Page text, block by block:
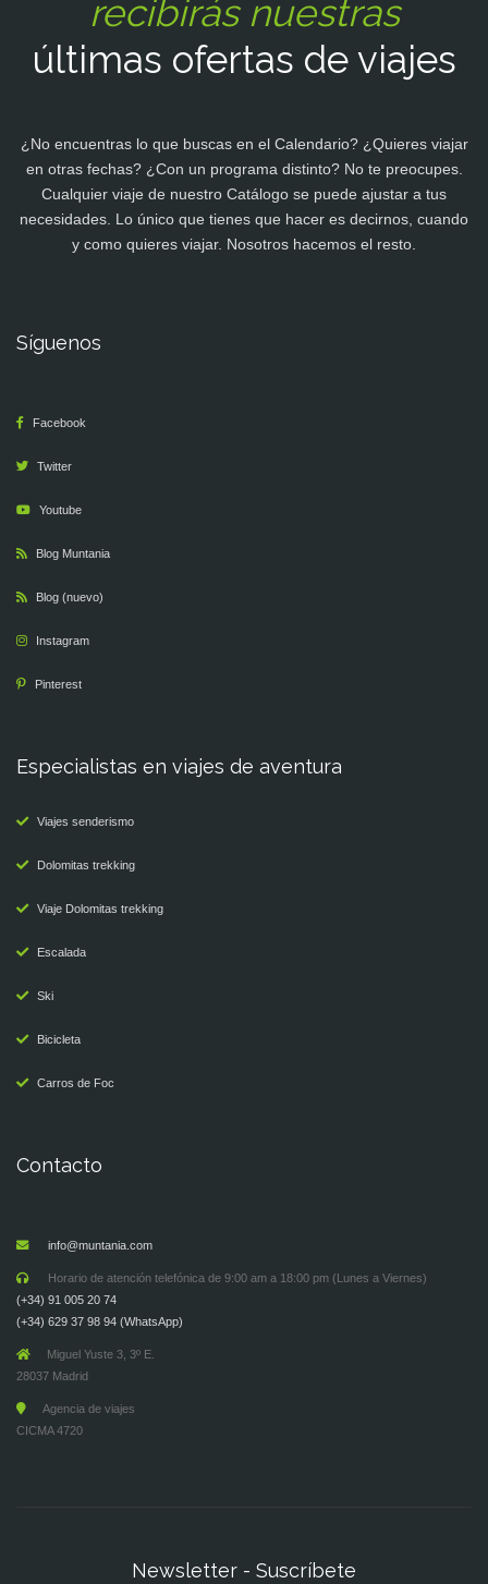
recibirás nuestras
últimas ofertas de viajes
¿No encuentras lo que buscas en el Calendario? ¿Quieres viajar
en otras fechas? ¿Con un programa distinto? No te preocupes.
Cualquier viaje de nuestro Catálogo se puede ajustar a tus
necesidades. Lo único que tienes que hacer es decirnos, cuando
y como quieres viajar. Nosotros hacemos el resto.
Síguenos
Facebook
Twitter
Youtube
Blog Muntania
Blog (nuevo)
Instagram
Pinterest
Especialistas en viajes de aventura
Viajes senderismo
Dolomitas trekking
Viaje Dolomitas trekking
Escalada
Ski
Bicicleta
Carros de Foc
Contacto
info@muntania.com
Horario de atención telefónica de 9:00 am a 18:00 pm (Lunes a Viernes)
(+34) 91 005 20 74
(+34) 629 37 98 94 (WhatsApp)
Miguel Yuste 3, 3º E.
28037 Madrid
Agencia de viajes
CICMA 4720
Newsletter - Suscríbete